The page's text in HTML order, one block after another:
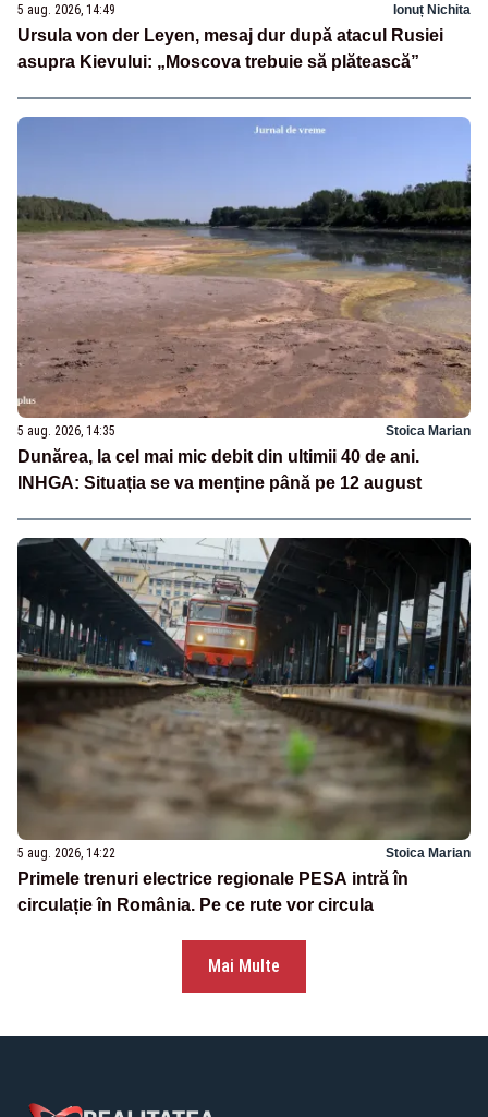
5 aug. 2026, 14:49 Ionuț Nichita
Ursula von der Leyen, mesaj dur după atacul Rusiei
asupra Kievului: „Moscova trebuie să plătească”
5 aug. 2026, 14:35 Stoica Marian
Dunărea, la cel mai mic debit din ultimii 40 de ani.
INHGA: Situația se va menține până pe 12 august
5 aug. 2026, 14:22 Stoica Marian
Primele trenuri electrice regionale PESA intră în
circulație în România. Pe ce rute vor circula
Mai Multe